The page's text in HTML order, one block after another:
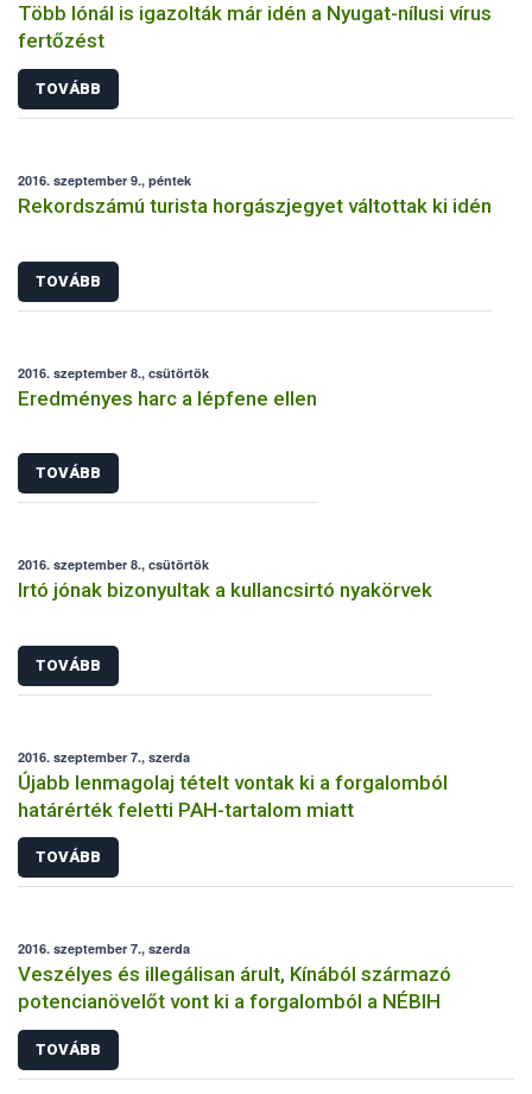
Több lónál is igazolták már idén a Nyugat-nílusi vírus
fertőzést
TOVÁBB
2016. szeptember 9., péntek
Rekordszámú turista horgászjegyet váltottak ki idén
TOVÁBB
2016. szeptember 8., csütörtök
Eredményes harc a lépfene ellen
TOVÁBB
2016. szeptember 8., csütörtök
Irtó jónak bizonyultak a kullancsirtó nyakörvek
TOVÁBB
2016. szeptember 7., szerda
Újabb lenmagolaj tételt vontak ki a forgalomból
határérték feletti PAH-tartalom miatt
TOVÁBB
2016. szeptember 7., szerda
Veszélyes és illegálisan árult, Kínából származó
potencianövelőt vont ki a forgalomból a NÉBIH
TOVÁBB